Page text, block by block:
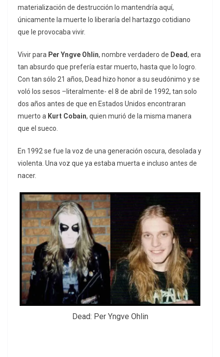
materialización de destrucción lo mantendría aquí,
únicamente la muerte lo liberaría del hartazgo cotidiano
que le provocaba vivir.
Vivir para Per Yngve Ohlin, nombre verdadero de Dead, era
tan absurdo que prefería estar muerto, hasta que lo logro.
Con tan sólo 21 años, Dead hizo honor a su seudónimo y se
voló los sesos –literalmente- el 8 de abril de 1992, tan solo
dos años antes de que en Estados Unidos encontraran
muerto a Kurt Cobain, quien murió de la misma manera
que el sueco.
En 1992 se fue la voz de una generación oscura, desolada y
violenta. Una voz que ya estaba muerta e incluso antes de
nacer.
Dead: Per Yngve Ohlin